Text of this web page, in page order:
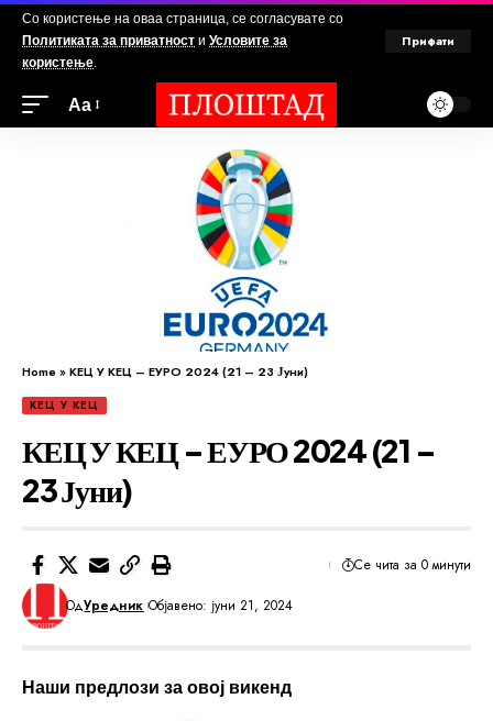
Со користење на оваа страница, се согласувате со
Политиката за приватност и Условите за
користење.
Прифати
Аа
Home»КЕЦ У КЕЦ – ЕУРО 2024 (21 – 23 Јуни)
КЕЦ У КЕЦ
КЕЦ У КЕЦ – ЕУРО 2024 (21 –
23 Јуни)
ОдУредник Објавено: јуни 21, 2024
Се чита за 0 минути
Наши предлози за овој викенд